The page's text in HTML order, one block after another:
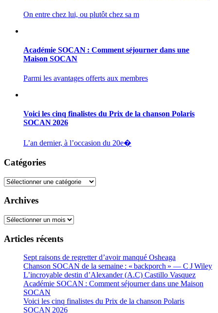
On entre chez lui, ou plutôt chez sa m
Académie SOCAN : Comment séjourner dans une
Maison SOCAN
Parmi les avantages offerts aux membres
Voici les cinq finalistes du Prix de la chanson Polaris
SOCAN 2026
L’an dernier, à l’occasion du 20e�
Catégories
Catégories
Archives
Archives
Articles récents
Sept raisons de regretter d’avoir manqué Osheaga
Chanson SOCAN de la semaine : « backporch » — C J Wiley
L’incroyable destin d’Alexander (A.C) Castillo Vasquez
Académie SOCAN : Comment séjourner dans une Maison
SOCAN
Voici les cinq finalistes du Prix de la chanson Polaris
SOCAN 2026